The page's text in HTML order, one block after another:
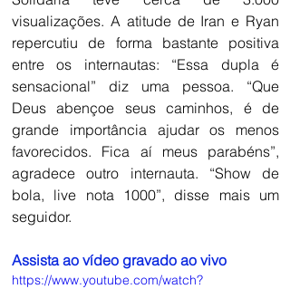
visualizações. A atitude de Iran e Ryan
repercutiu de forma bastante positiva
entre os internautas: “Essa dupla é
sensacional” diz uma pessoa. “Que
Deus abençoe seus caminhos, é de
grande importância ajudar os menos
favorecidos. Fica aí meus parabéns”,
agradece outro internauta. “Show de
bola, live nota 1000”, disse mais um
seguidor.
Assista ao vídeo gravado ao vivo
https://www.youtube.com/watch?